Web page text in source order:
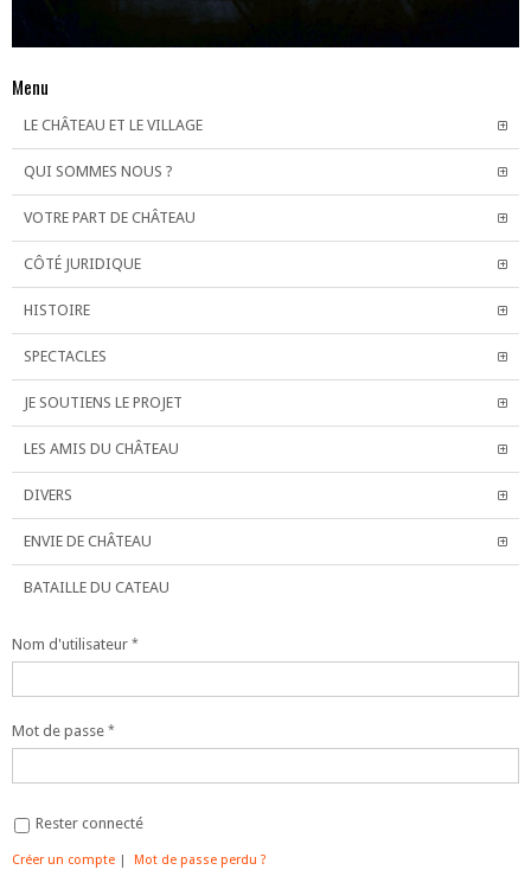
Menu
LE CHÂTEAU ET LE VILLAGE
QUI SOMMES NOUS ?
VOTRE PART DE CHÂTEAU
CÔTÉ JURIDIQUE
HISTOIRE
SPECTACLES
JE SOUTIENS LE PROJET
LES AMIS DU CHÂTEAU
DIVERS
ENVIE DE CHÂTEAU
BATAILLE DU CATEAU
Nom d'utilisateur
Mot de passe
Rester connecté
Créer un compte | Mot de passe perdu ?